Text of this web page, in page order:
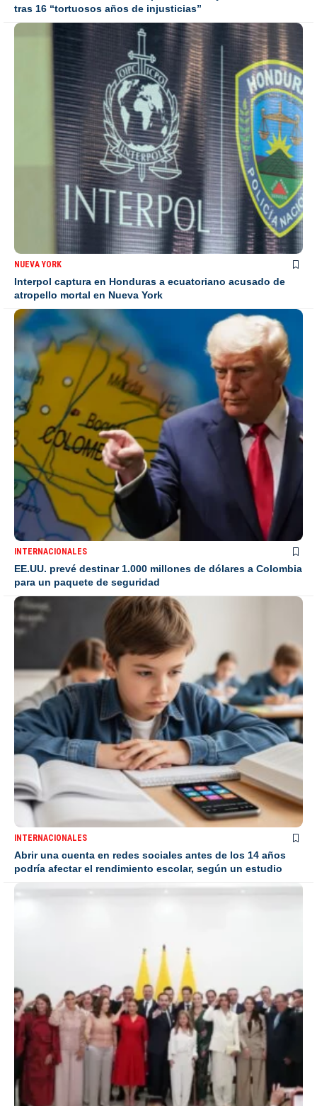
tras 16 “tortuosos años de injusticias”
NUEVA YORK
Interpol captura en Honduras a ecuatoriano acusado de
atropello mortal en Nueva York
INTERNACIONALES
EE.UU. prevé destinar 1.000 millones de dólares a Colombia
para un paquete de seguridad
INTERNACIONALES
Abrir una cuenta en redes sociales antes de los 14 años
podría afectar el rendimiento escolar, según un estudio